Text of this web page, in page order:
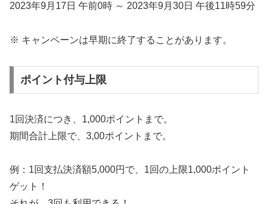
2023年9月17日 午前0時 ～ 2023年9月30日 午後11時59分
※ キャンペーンは早期に終了することがあります。
ポイント付与上限
1回決済につき、1,000ポイントまで。
期間合計上限で、3,00ポイントまで。
例：1回支払決済額5,000円で、1回の上限1,000ポイント
ゲット！